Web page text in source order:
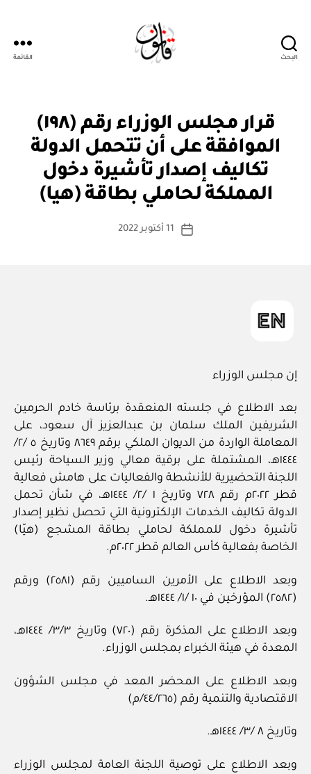
البحث القائمة
التصنيفات
قرار مجلس الوزراء رقم (١٩٨)
الموافقة على أن تتحمل الدولة
تكاليف إصدار تأشيرة دخول
المملكة لحاملي بطاقة (هيا)
كاتب
بو
س
ة
تاريخ
11 أكتوبر 2022
إن مجلس الوزراء
بعد الاطلاع في جلسته المنعقدة برئاسة خادم الحرمين
الشريفين الملك سلمان بن عبدالعزيز آل سعود، على
المعاملة الواردة من الديوان الملكي برقم ٨٦٤٩ وتاريخ ٥ /٢/
١٤٤٤هـ، المشتملة على برقية معالي وزير السياحة رئيس
اللجنة التحضيرية للأنشطة والفعاليات على هامش فعالية
قطر ٢٠٢٢م رقم ٧٢٨ وتاريخ ١ /٢/ ١٤٤٤هـ، في شأن تحمل
الدولة تكاليف الخدمات الإلكترونية التي تحصل نظير إصدار
تأشيرة دخول للمملكة لحاملي بطاقة المشجع (هيّا)
الخاصة بفعالية كأس العالم قطر ٢٠٢٢م.
وبعد الاطلاع على الأمرين الساميين رقم (٢٥٨١) ورقم
(٢٥٨٢) المؤرخين في ١٠ /١/ ١٤٤٤هـ.
وبعد الاطلاع على المذكرة رقم (٧٢٠) وتاريخ ٣/٣/ ١٤٤٤هـ،
المعدة في هيئة الخبراء بمجلس الوزراء.
وبعد الاطلاع على المحضر المعد في مجلس الشؤون
الاقتصادية والتنمية رقم (٤٤/٢٦٥/م)
وتاريخ ٨ /٣/ ١٤٤٤هـ.
وبعد الاطلاع على توصية اللجنة العامة لمجلس الوزراء